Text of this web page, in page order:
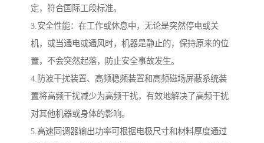
定，符合国际工段标准。
3.安全性能：在工作或休息中，无论是突然停电或关
机，或当通电或通风时，机器是静止的，保持原来的位
置，不会突然起落，防止安全事故发生。
4.防波干扰装置、高频稳频装置和高频磁场屏蔽系统装
置将高频干扰减少为高频干扰，有效地解决了高频干扰
对其他机器或身体的影响。
5.高速同调器输出功率可根据电极尺寸和材料厚度通过